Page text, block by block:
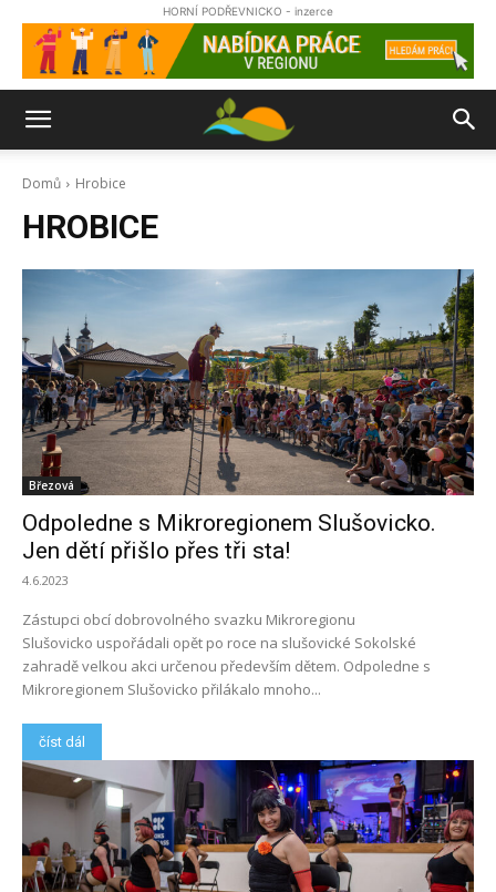
HORNÍ PODŘEVNICKO - inzerce
Domů Hrobice
HROBICE
Březová
Odpoledne s Mikroregionem Slušovicko.
Jen dětí přišlo přes tři sta!
4.6.2023
Zástupci obcí dobrovolného svazku Mikroregionu
Slušovicko uspořádali opět po roce na slušovické Sokolské
zahradě velkou akci určenou především dětem. Odpoledne s
Mikroregionem Slušovicko přilákalo mnoho...
číst dál